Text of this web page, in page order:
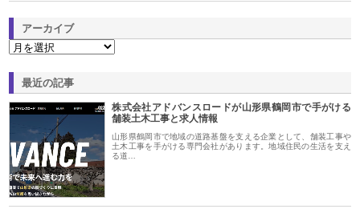
アーカイブ
最近の記事
株式会社アドバンスロードが山形県鶴岡市で手がける
舗装土木工事と求人情報
山形県鶴岡市で地域の道路基盤を支える企業として、舗装工事や
土木工事を手がける専門会社があります。地域住民の生活を支え
る道…